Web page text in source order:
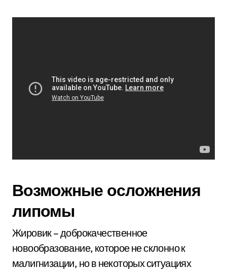
Возможные осложнения
липомы
Жировик – доброкачественное
новообразование, которое не склонно к
малигнизации, но в некоторых ситуациях